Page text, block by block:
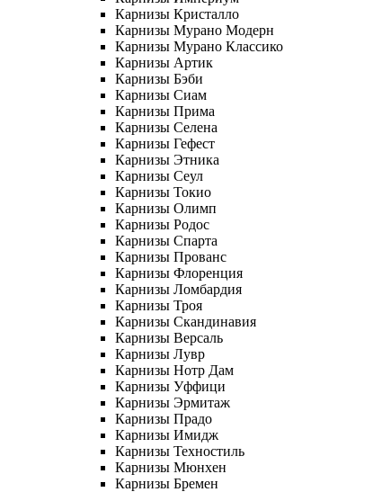
Карнизы Кристалло
Карнизы Мурано Модерн
Карнизы Мурано Классико
Карнизы Артик
Карнизы Бэби
Карнизы Сиам
Карнизы Прима
Карнизы Селена
Карнизы Гефест
Карнизы Этника
Карнизы Сеул
Карнизы Токио
Карнизы Олимп
Карнизы Родос
Карнизы Спарта
Карнизы Прованс
Карнизы Флоренция
Карнизы Ломбардия
Карнизы Троя
Карнизы Скандинавия
Карнизы Версаль
Карнизы Лувр
Карнизы Нотр Дам
Карнизы Уффици
Карнизы Эрмитаж
Карнизы Прадо
Карнизы Имидж
Карнизы Техностиль
Карнизы Мюнхен
Карнизы Бремен